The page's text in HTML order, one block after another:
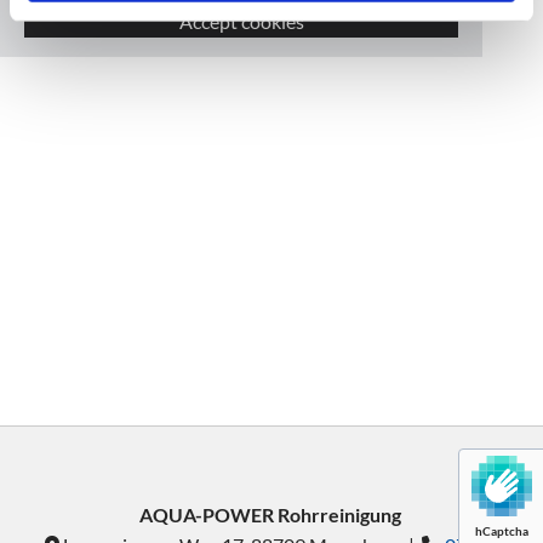
hCaptcha
Accept cookies
AQUA-POWER Rohrreinigung